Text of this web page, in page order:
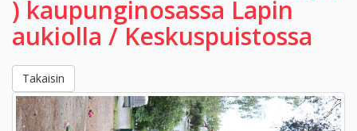
) kaupunginosassa Lapin
aukiolla / Keskuspuistossa
Takaisin